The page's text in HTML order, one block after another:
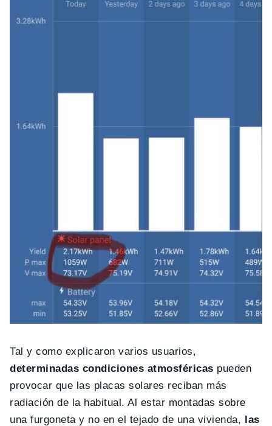
Tal y como explicaron varios usuarios,
determinadas condiciones atmosféricas pueden
provocar que las placas solares reciban más
radiación de la habitual. Al estar montadas sobre
una furgoneta y no en el tejado de una vivienda, las